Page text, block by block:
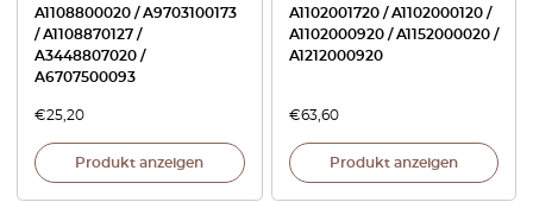
A1108800020 / A9703100173
/ A1108870127 /
A3448807020 /
A6707500093
€25,20
Produkt anzeigen
A1102001720 / A1102000120 /
A1102000920 / A1152000020 /
A1212000920
€63,60
Produkt anzeigen